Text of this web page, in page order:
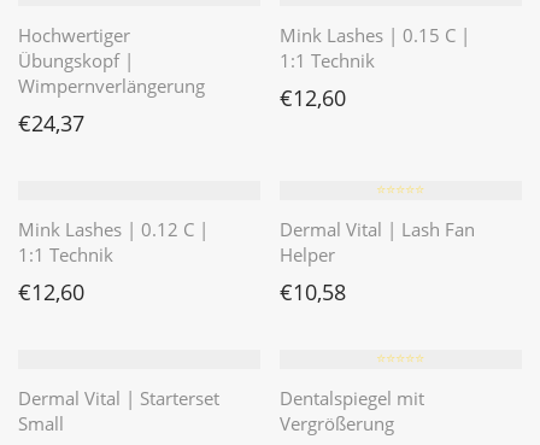
Hochwertiger
Übungskopf |
Wimpernverlängerung
€24,37
Mink Lashes | 0.15 C |
1:1 Technik
€12,60
Mink Lashes | 0.12 C |
1:1 Technik
€12,60
⭐️⭐️⭐️⭐️⭐️
Dermal Vital | Lash Fan
Helper
€10,58
Dermal Vital | Starterset
Small
⭐️⭐️⭐️⭐️⭐️
Dentalspiegel mit
Vergrößerung